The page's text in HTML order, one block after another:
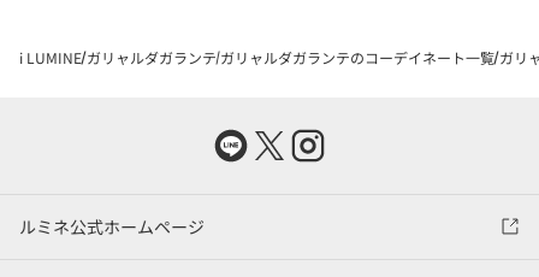
i LUMINE ガリャルダガランテ ガリャルダガランテのコーデイネート一覧 ガリ
ルミネ公式ホームページ